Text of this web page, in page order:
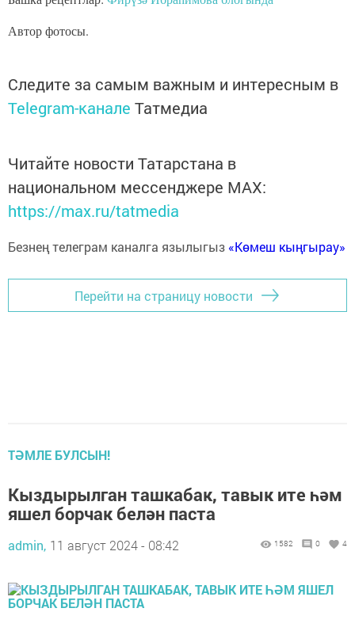
Автор фотосы.
Следите за самым важным и интересным в
Telegram-канале Татмедиа
Читайте новости Татарстана в
национальном мессенджере MАХ:
https://max.ru/tatmedia
Безнең телеграм каналга язылыгыз «Көмеш кыңгырау»
Перейти на страницу новости
ТӘМЛЕ БУЛСЫН!
Кыздырылган ташкабак, тавык ите һәм
яшел борчак белән паста
admin, 11 август 2024 - 08:42 1582 0 4